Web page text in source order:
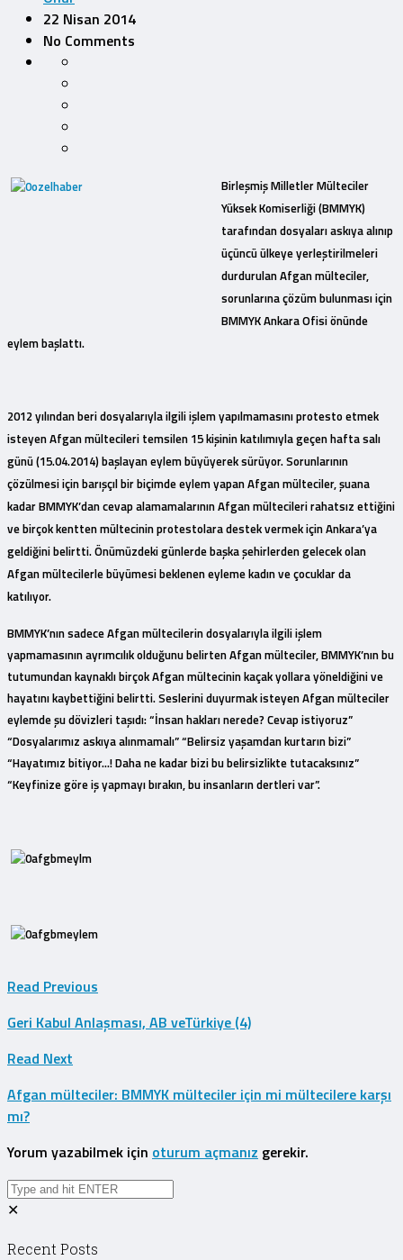
22 Nisan 2014
No Comments
Birleşmiş Milletler Mülteciler
Yüksek Komiserliği (BMMYK)
tarafından dosyaları askıya alınıp
üçüncü ülkeye yerleştirilmeleri
durdurulan Afgan mülteciler,
sorunlarına çözüm bulunması için
BMMYK Ankara Ofisi önünde
eylem başlattı.
2012 yılından beri dosyalarıyla ilgili işlem yapılmamasını protesto etmek
isteyen Afgan mültecileri temsilen 15 kişinin katılımıyla geçen hafta salı
günü (15.04.2014) başlayan eylem büyüyerek sürüyor. Sorunlarının
çözülmesi için barışçıl bir biçimde eylem yapan Afgan mülteciler, şuana
kadar BMMYK’dan cevap alamamalarının Afgan mültecileri rahatsız ettiğini
ve birçok kentten mültecinin protestolara destek vermek için Ankara’ya
geldiğini belirtti. Önümüzdeki günlerde başka şehirlerden gelecek olan
Afgan mültecilerle büyümesi beklenen eyleme kadın ve çocuklar da
katılıyor.
BMMYK’nın sadece Afgan mültecilerin dosyalarıyla ilgili işlem
yapmamasının ayrımcılık olduğunu belirten Afgan mülteciler, BMMYK’nın bu
tutumundan kaynaklı birçok Afgan mültecinin kaçak yollara yöneldiğini ve
hayatını kaybettiğini belirtti. Seslerini duyurmak isteyen Afgan mülteciler
eylemde şu dövizleri taşıdı: “İnsan hakları nerede? Cevap istiyoruz”
“Dosyalarımız askıya alınmamalı” “Belirsiz yaşamdan kurtarın bizi”
“Hayatımız bitiyor…! Daha ne kadar bizi bu belirsizlikte tutacaksınız”
“Keyfinize göre iş yapmayı bırakın, bu insanların dertleri var”.
Read Previous
Geri Kabul Anlaşması, AB veTürkiye (4)
Read Next
Afgan mülteciler: BMMYK mülteciler için mi mültecilere karşı
mı?
Yorum yazabilmek için oturum açmanız gerekir.
✕
Recent Posts